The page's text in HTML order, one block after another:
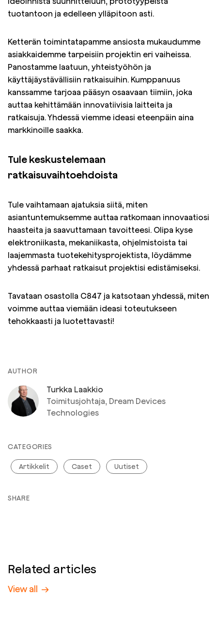
tuotantoon ja edelleen ylläpitoon asti.
Ketterän toimintatapamme ansiosta mukaudumme
asiakkaidemme tarpeisiin projektin eri vaiheissa.
Panostamme laatuun, yhteistyöhön ja
käyttäjäystävällisiin ratkaisuihin. Kumppanuus
kanssamme tarjoaa pääsyn osaavaan tiimiin, joka
auttaa kehittämään innovatiivisia laitteita ja
ratkaisuja. Yhdessä viemme ideasi eteenpäin aina
markkinoille saakka.
Tule keskustelemaan
ratkaisuvaihtoehdoista
Tule vaihtamaan ajatuksia siitä, miten
asiantuntemuksemme auttaa ratkomaan innovaatiosi
haasteita ja saavuttamaan tavoitteesi. Olipa kyse
elektroniikasta, mekaniikasta, ohjelmistoista tai
laajemmasta tuotekehitysprojektista, löydämme
yhdessä parhaat ratkaisut projektisi edistämiseksi.
Tavataan osastolla C847 ja katsotaan yhdessä, miten
voimme auttaa viemään ideasi toteutukseen
tehokkaasti ja luotettavasti!
AUTHOR
Turkka Laakkio
Toimitusjohtaja, Dream Devices
Technologies
CATEGORIES
Artikkelit Caset Uutiset
SHARE
Related articles
View all